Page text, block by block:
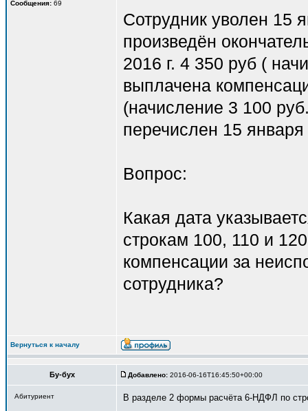
Сообщения: 69
Сотрудник уволен 15
произведён
2016 г. 4 350 руб (
выплачена
(начисление 3 100
перечислен 15 января
Вопрос:
Какая дата
строкам 100, 110 и
компенсации за
сотрудника?
Вернуться к началу
Бу-бух Добавлено: 2016-06-16T16:45:50+00:00
Абитуриент В разделе 2 формы расчёта 6-НДФЛ по